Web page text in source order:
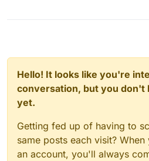
Hello! It looks like you're
conversation, but you don't
yet.
Getting fed up of having to
same posts each visit?
an account, you'll always